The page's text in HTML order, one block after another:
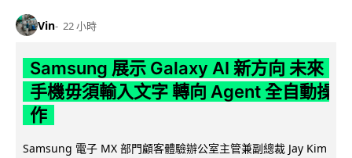
Vin 22 小時
Samsung 展示 Galaxy AI 新方向 未來
手機毋須輸入文字 轉向 Agent 全自動操
作
Samsung 電子 MX 部門顧客體驗辦公室主管兼副總裁 Jay Kim